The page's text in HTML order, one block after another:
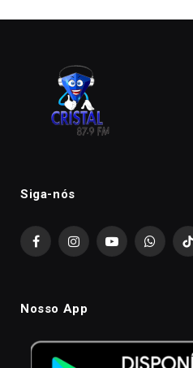
Siga-nós
FacebookInstagramYouTube
Nosso App